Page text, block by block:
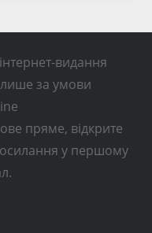
видання
за умови
пряме, відкрите
у першому